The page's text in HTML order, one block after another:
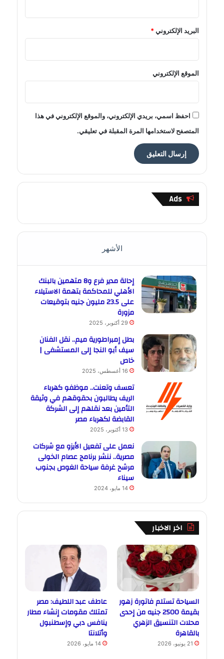
البريد الإلكتروني*
الموقع الإلكتروني
احفظ اسمي، بريدي الإلكتروني، والموقع الإلكتروني في هذا
المتصفح لاستخدامها المرة المقبلة في تعليقي.
Ads
الأشهر
إحالة مدير فرع و8 متهمين بالبنك
الأهلي للمحاكمة بتهمة الاستيلاء
على 23.5 مليون جنيه بتوقيعات
مزورة
29 أكتوبر، 2025
بطل إمبراطورية ميم.. نقل الفنان
سيف أبو النجا إلى المستشفى |
خاص
16 أغسطس، 2025
تعسف وتعنت.. موظفو كهرباء
الريف يطالبون بحقوقهم في وثيقة
التأمين بعد نقلهم إلى الشركة
القابضة لكهرباء مصر
13 أكتوبر، 2025
نعمل على تفعيل الأيزو مع شركات
مصرية.. ننشر برنامج عصام الخولى
مرشح غرفة سياحة الغوص بجنوب
سيناء
14 مايو، 2024
اخر الاخبار
السياحة تستلم فاتورة زهور
بقيمة 2500 جنيه من إحدى
محلات التنسيق الزهري
بالقاهرة
21 يونيو، 2026
عاطف عبد اللطيف: مصر
تمتلك مقومات إنشاء مطار
ينافس دبي وإسطنبول
وأتلانتا
14 مايو، 2026